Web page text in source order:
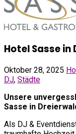
Hotel Sasse
Oktober 28, 2025
DJ, Städte
Unsere
Sasse in
Als DJ &